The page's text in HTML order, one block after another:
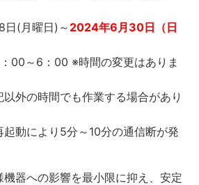
(月曜日)～ 2024年6月30日（日
～6：00 ※時間の変更はありま
外の時間でも作業する場合があり
動により5分～10分の通信断が発
器への影響を最小限に抑え、安定